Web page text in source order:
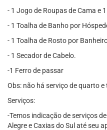
- 1 Jogo de Roupas de Cama e
- 1 Toalha de Banho por
- 1 Toalha de Rosto por
- 1 Secador de Cabelo.
-1 Ferro de passar
Obs: não há serviço de quarto
Serviços:
-Temos indicação de serviços
Alegre e Caxias do Sul até seu